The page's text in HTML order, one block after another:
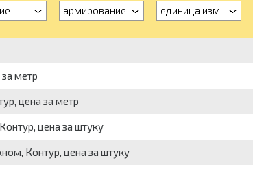
армирование единица изм.
метр
цена за метр
цена за штуку
Контур, цена за штуку